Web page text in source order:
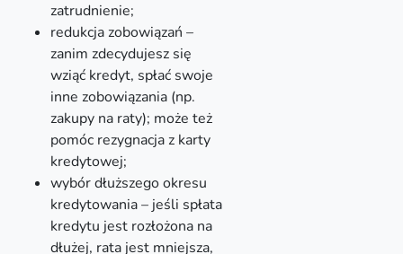
zatrudnienie;
redukcja zobowiązań –
zanim zdecydujesz się
wziąć kredyt, spłać swoje
inne zobowiązania (np.
zakupy na raty); może też
pomóc rezygnacja z karty
kredytowej;
wybór dłuższego okresu
kredytowania – jeśli spłata
kredytu jest rozłożona na
dłużej, rata jest mniejsza,